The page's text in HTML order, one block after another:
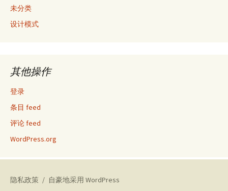
未分类
设计模式
其他操作
登录
条目 feed
评论 feed
WordPress.org
隐私政策 自豪地采用 WordPress